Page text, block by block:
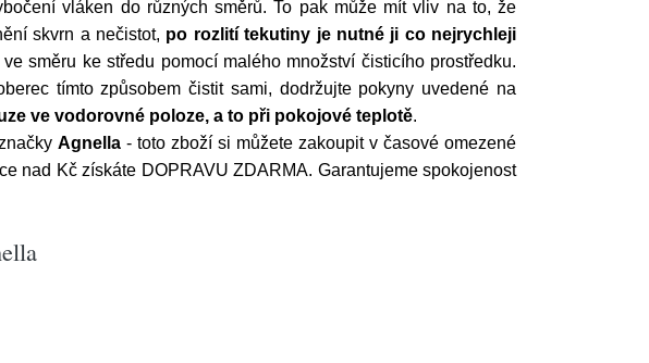
vláken do různých směrů. To pak může mít vliv na to, že
skvrn a nečistot, po rozlití tekutiny je nutné ji co nejrychleji
směru ke středu pomocí malého množství čisticího prostředku.
tímto způsobem čistit sami, dodržujte pokyny uvedené na
ve vodorovné poloze, a to při pokojové teplotě.
Agnella- toto zboží si můžete zakoupit v časové omezené
nad Kč získáte DOPRAVU ZDARMA. Garantujeme spokojenost